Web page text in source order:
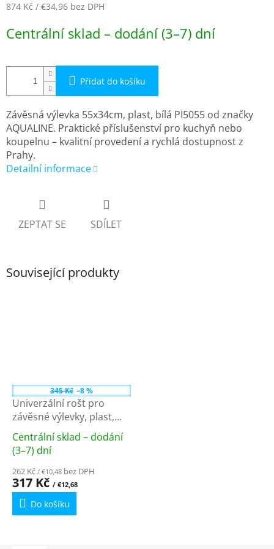
874 Kč / €34,96 bez DPH
cena:
Centrální sklad – dodání (3–7) dní
Přidat do košíku
Závěsná výlevka 55x34cm, plast, bílá PI5055 od značky
AQUALINE. Praktické příslušenství pro kuchyň nebo
koupelnu – kvalitní provedení a rychlá dostupnost z
Prahy.
Detailní informace
ZEPTAT SE SDÍLET
Související produkty
345 Kč –8 %
Univerzální rošt pro
závěsné výlevky, plast,
bílá PI5020
Průměrné
hodnocení
produktu
je
5,0
z
Centrální sklad – dodání
(3–7) dní
262 Kč / €10,48 bez DPH
317 Kč / €12,68
Do košíku